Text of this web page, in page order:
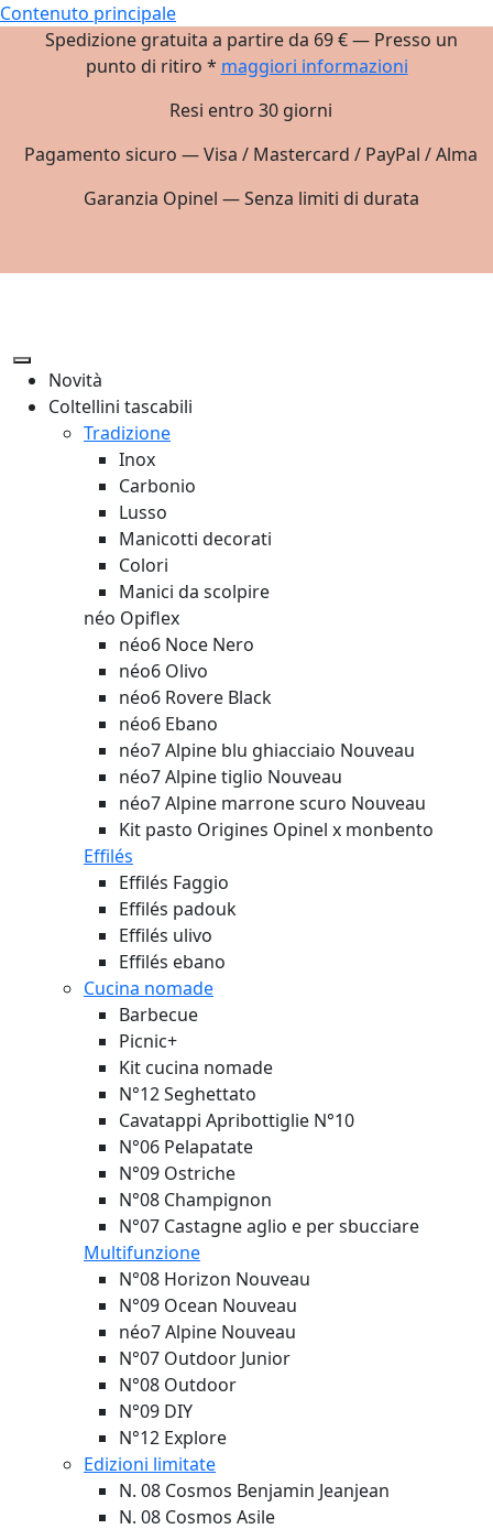
Contenuto principale
Spedizione gratuita a partire da 69 € — Presso un
punto di ritiro * maggiori informazioni
Resi entro 30 giorni
Pagamento sicuro — Visa / Mastercard / PayPal / Alma
Garanzia Opinel — Senza limiti di durata
Novità
Coltellini tascabili
Tradizione
Inox
Carbonio
Lusso
Manicotti decorati
Colori
Manici da scolpire
néo Opiflex
néo6 Noce Nero
néo6 Olivo
néo6 Rovere Black
néo6 Ebano
néo7 Alpine blu ghiacciaio Nouveau
néo7 Alpine tiglio Nouveau
néo7 Alpine marrone scuro Nouveau
Kit pasto Origines Opinel x monbento
Effilés
Effilés Faggio
Effilés padouk
Effilés ulivo
Effilés ebano
Cucina nomade
Barbecue
Picnic+
Kit cucina nomade
N°12 Seghettato
Cavatappi Apribottiglie N°10
N°06 Pelapatate
N°09 Ostriche
N°08 Champignon
N°07 Castagne aglio e per sbucciare
Multifunzione
N°08 Horizon Nouveau
N°09 Ocean Nouveau
néo7 Alpine Nouveau
N°07 Outdoor Junior
N°08 Outdoor
N°09 DIY
N°12 Explore
Edizioni limitate
N. 08 Cosmos Benjamin Jeanjean
N. 08 Cosmos Asile